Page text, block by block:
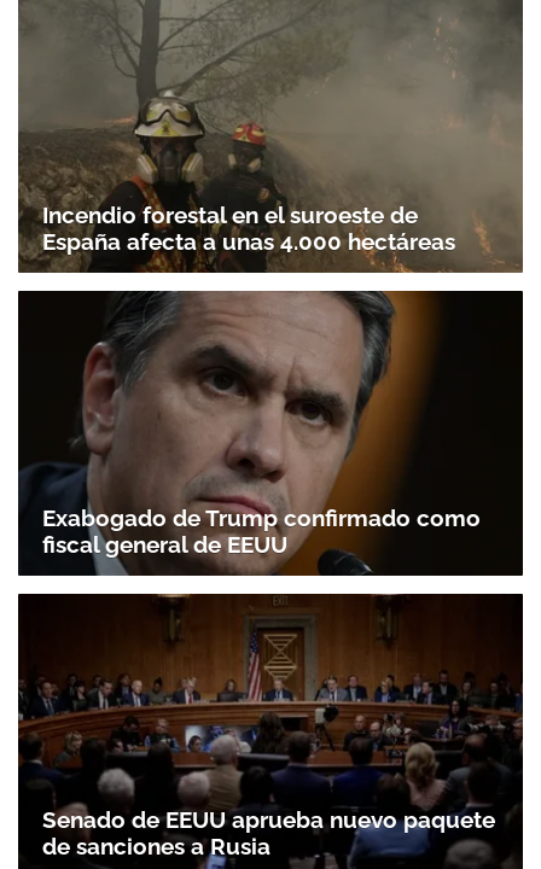
Incendio forestal en el suroeste de
España afecta a unas 4.000 hectáreas
Exabogado de Trump confirmado como
fiscal general de EEUU
Senado de EEUU aprueba nuevo paquete
de sanciones a Rusia